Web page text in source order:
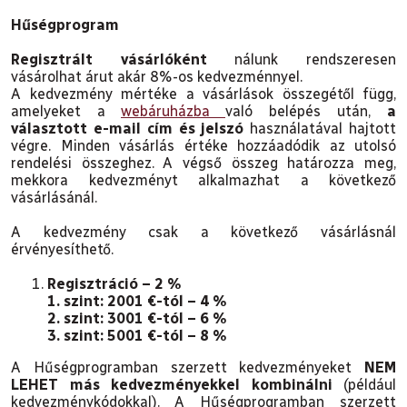
Hűségprogram
Regisztrált vásárlóként nálunk rendszeresen
vásárolhat árut akár 8%-os kedvezménnyel.
A kedvezmény mértéke a vásárlások összegétől függ,
amelyeket a webáruházba való belépés után, a
választott e-mail cím és jelszó használatával hajtott
végre.
Minden vásárlás értéke hozzáadódik az utolsó
rendelési összeghez.A végső összeg határozza meg,
mekkora kedvezményt alkalmazhat a következő
vásárlásánál.
A kedvezmény csak a következő vásárlásnál
érvényesíthető.
Regisztráció – 2 %
1. szint: 2001 €-tól – 4 %
2. szint: 3001 €-tól – 6 %
3. szint: 5001 €-tól – 8 %
A Hűségprogramban szerzett kedvezményeket
NEM
LEHET más kedvezményekkel kombinálni (például
kedvezménykódokkal). A Hűségprogramban szerzett